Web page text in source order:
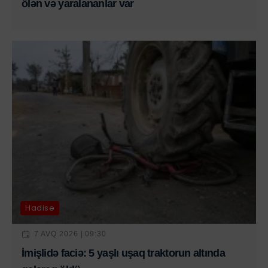
ölən və yaralananlar var
Hadisə
7 AVQ 2026 | 09:30
İmişlidə faciə: 5 yaşlı uşaq traktorun altında